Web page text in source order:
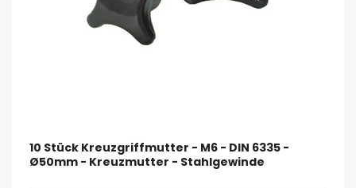
10 Stück Kreuzgriffmutter - M6 - DIN 6335 -
Ø50mm - Kreuzmutter - Stahlgewinde